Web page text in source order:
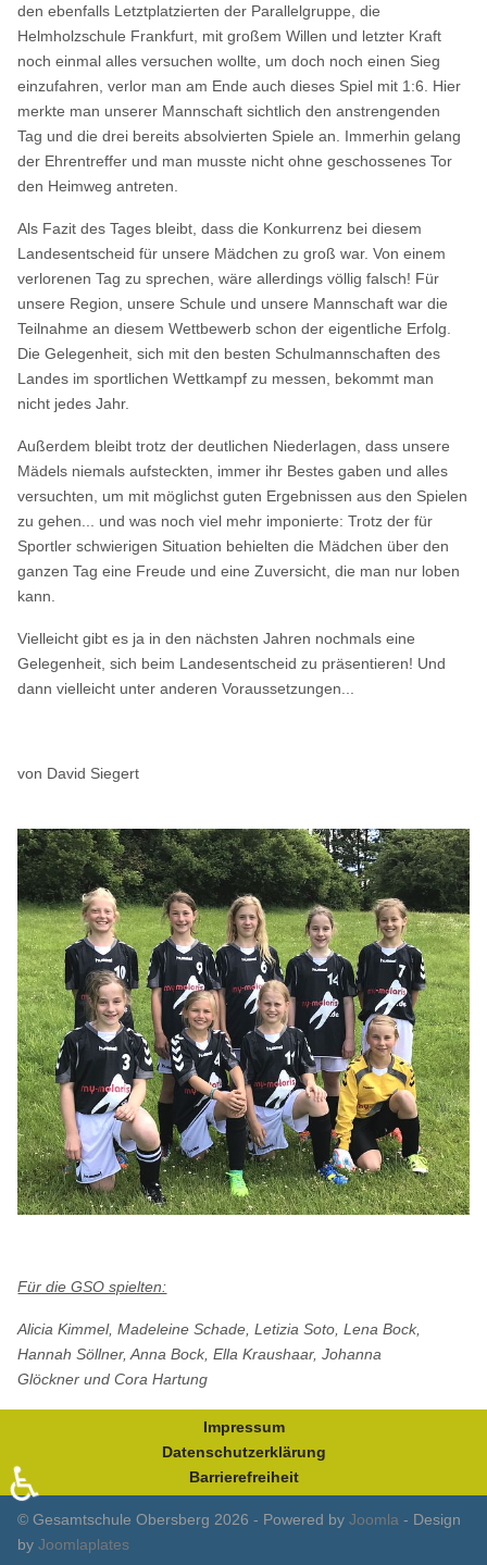
den ebenfalls Letztplatzierten der Parallelgruppe, die
Helmholzschule Frankfurt, mit großem Willen und letzter Kraft
noch einmal alles versuchen wollte, um doch noch einen Sieg
einzufahren, verlor man am Ende auch dieses Spiel mit 1:6. Hier
merkte man unserer Mannschaft sichtlich den anstrengenden
Tag und die drei bereits absolvierten Spiele an. Immerhin gelang
der Ehrentreffer und man musste nicht ohne geschossenes Tor
den Heimweg antreten.
Als Fazit des Tages bleibt, dass die Konkurrenz bei diesem
Landesentscheid für unsere Mädchen zu groß war. Von einem
verlorenen Tag zu sprechen, wäre allerdings völlig falsch! Für
unsere Region, unsere Schule und unsere Mannschaft war die
Teilnahme an diesem Wettbewerb schon der eigentliche Erfolg.
Die Gelegenheit, sich mit den besten Schulmannschaften des
Landes im sportlichen Wettkampf zu messen, bekommt man
nicht jedes Jahr.
Außerdem bleibt trotz der deutlichen Niederlagen, dass unsere
Mädels niemals aufsteckten, immer ihr Bestes gaben und alles
versuchten, um mit möglichst guten Ergebnissen aus den Spielen
zu gehen... und was noch viel mehr imponierte: Trotz der für
Sportler schwierigen Situation behielten die Mädchen über den
ganzen Tag eine Freude und eine Zuversicht, die man nur loben
kann.
Vielleicht gibt es ja in den nächsten Jahren nochmals eine
Gelegenheit, sich beim Landesentscheid zu präsentieren! Und
dann vielleicht unter anderen Voraussetzungen...
von David Siegert
Für die GSO spielten:
Alicia Kimmel, Madeleine Schade, Letizia Soto, Lena Bock,
Hannah Söllner, Anna Bock, Ella Kraushaar, Johanna
Glöckner und Cora Hartung
Impressum
Datenschutzerklärung
Barrierefreiheit
© Gesamtschule Obersberg 2026 - Powered byJoomla - Design
byJoomlaplates